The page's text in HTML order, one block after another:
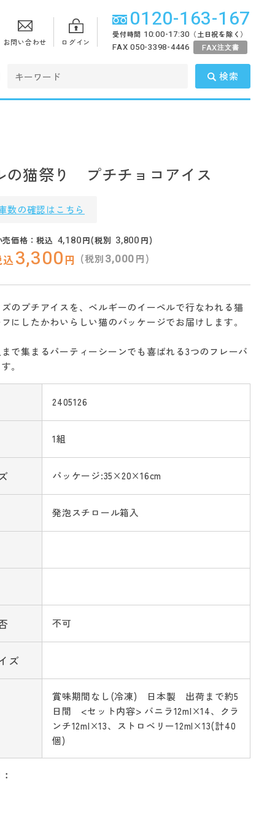
お問い合わせ ログイン
0120-163-167
受付時間 10:00-17:30 （土日祝を除く）
FAX 050-3398-4446 FAX注文書
検索
の猫祭り プチチョコアイス
数の確認はこちら
価格：税込 4,180円(税別 3,800 円)
込3,300円 (税別3,000円)
のプチアイスを、ベルギーのイーペルで行なわれる猫
にしたかわいらしい猫のパッケージでお届けします。
で集まるパーティーシーンでも喜ばれる3つのフレーバ
。
2405126
1組
パッケージ:35×20×16cm
発泡スチロール箱入
不可
ズ
賞味期間なし(冷凍) 日本製 出荷まで約5
日間 <セット内容> バニラ12ml×14、クラ
ンチ12ml×13、ストロベリー12ml×13(計40
個)